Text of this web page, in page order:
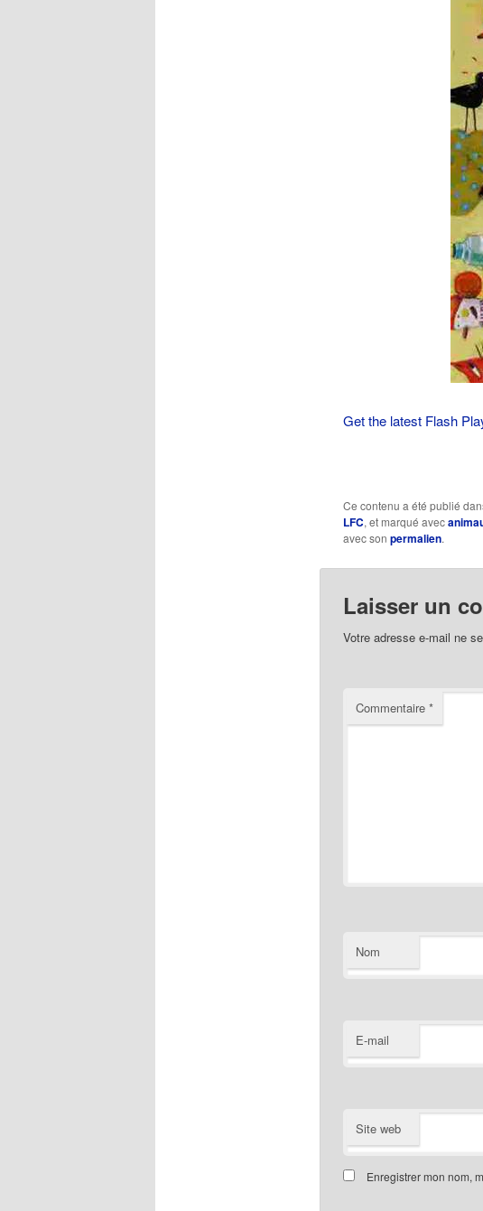
Get the latest Flash
Ce contenu a été publié
LFC, et marqué avec
avec son permalien.
Laisser un
Votre adresse e-mail ne
Commentaire *
Nom
E-mail
Site web
Enregistrer mon nom,